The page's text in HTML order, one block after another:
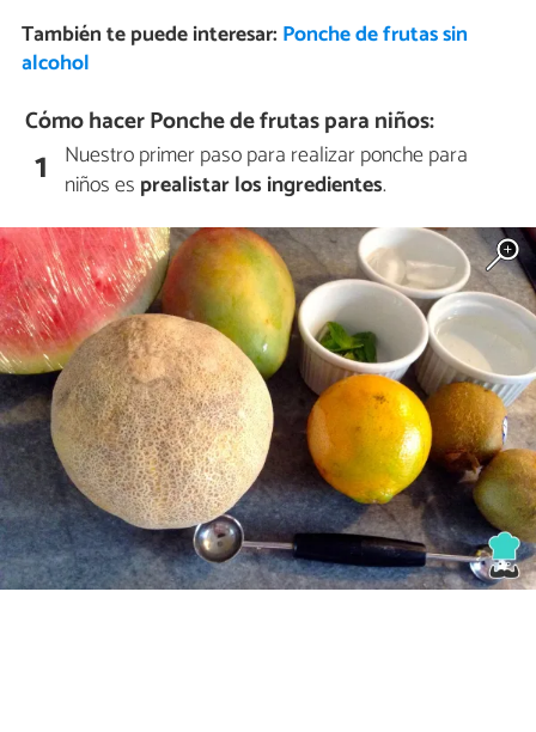
También te puede interesar: Ponche de frutas sin
alcohol
Cómo hacer Ponche de frutas para niños:
1 Nuestro primer paso para realizar ponche para
niños es prealistar los ingredientes.